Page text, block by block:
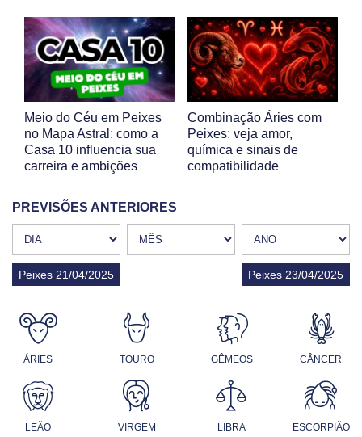
Meio do Céu em Peixes
no Mapa Astral: como a
Casa 10 influencia sua
carreira e ambições
Combinação Áries com
Peixes: veja amor,
química e sinais de
compatibilidade
PREVISÕES ANTERIORES
Peixes 21/04/2025 Peixes 23/04/2025
ÁRIES TOURO GÊMEOS CÂNCER
LEÃO VIRGEM LIBRA ESCORPIÃO